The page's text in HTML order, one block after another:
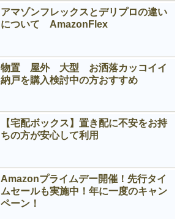
アマゾンフレックスとデリプロの違い
について AmazonFlex
物置 屋外 大型 お洒落カッコイイ
納戸を購入検討中の方おすすめ
【宅配ボックス】置き配に不安をお持
ちの方が安心して利用
Amazonプライムデー開催！先行タイ
ムセールも実施中！年に一度のキャン
ペーン！